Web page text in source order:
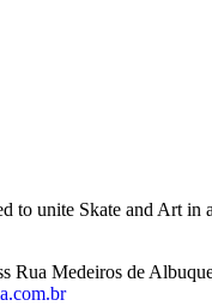
to unite Skate and Art
Medeiros de